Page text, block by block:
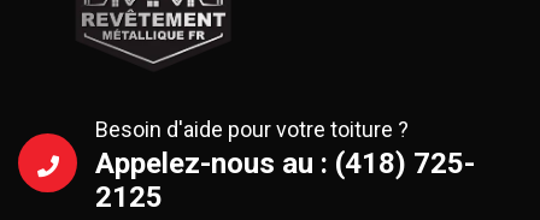
Besoin d'aide pour votre toiture ?
Appelez-nous au : (418) 725-
2125